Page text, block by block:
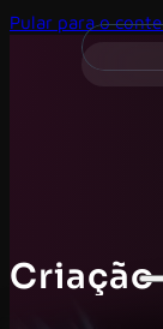
Pular para o